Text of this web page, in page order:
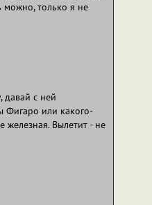
можно, только я не
давай с ней
Фигаро или какого-
Вылетит - не